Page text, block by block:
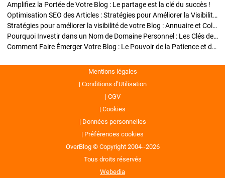
Amplifiez la Portée de Votre Blog : Le partage est la clé du succès !
Optimisation SEO des Articles : Stratégies pour Améliorer la Visibilité de Votre Blog
Stratégies pour améliorer la visibilité de votre Blog : Annuaire et Collaborations
Pourquoi Investir dans un Nom de Domaine Personnel : Les Clés de la Réussite de Votre Blog
Comment Faire Émerger Votre Blog : Le Pouvoir de la Patience et de la Persévérance
Mentions légales
Conditions d’Utilisation
CGV
Cookies
Données personnelles
Préférences cookies
OverBlog © Copyright 2004--2026
Tous droits réservés
Webedia